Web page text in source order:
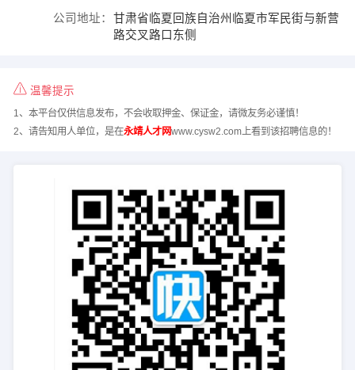
公司地址：
甘肃省临夏回族自治州临夏市军民街与新营
路交叉路口东侧
温馨提示
1、本平台仅供信息发布，不会收取押金、保证金，请微友务必谨慎！
2、请告知用人单位，是在永靖人才网www.cysw2.com上看到该招聘信息的！